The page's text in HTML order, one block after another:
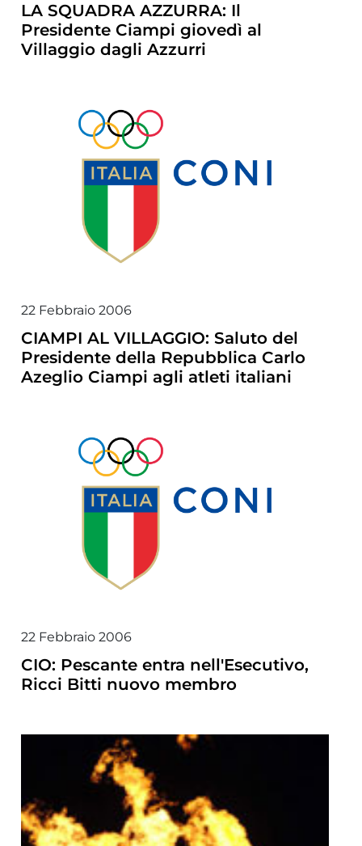
LA SQUADRA AZZURRA: Il
Presidente Ciampi giovedì al
Villaggio dagli Azzurri
22 Febbraio 2006
CIAMPI AL VILLAGGIO: Saluto del
Presidente della Repubblica Carlo
Azeglio Ciampi agli atleti italiani
22 Febbraio 2006
CIO: Pescante entra nell'Esecutivo,
Ricci Bitti nuovo membro